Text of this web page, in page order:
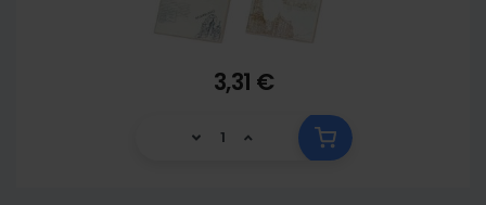
3,31 €